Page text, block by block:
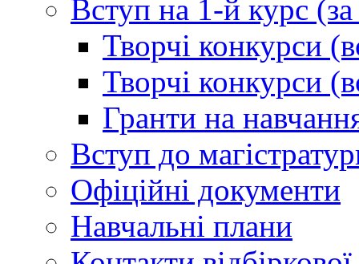
Вступ на 1-й курс
Творчі конкурси
Творчі конкурси
Гранти на
Вступ до
Офіційні документи
Навчальні плани